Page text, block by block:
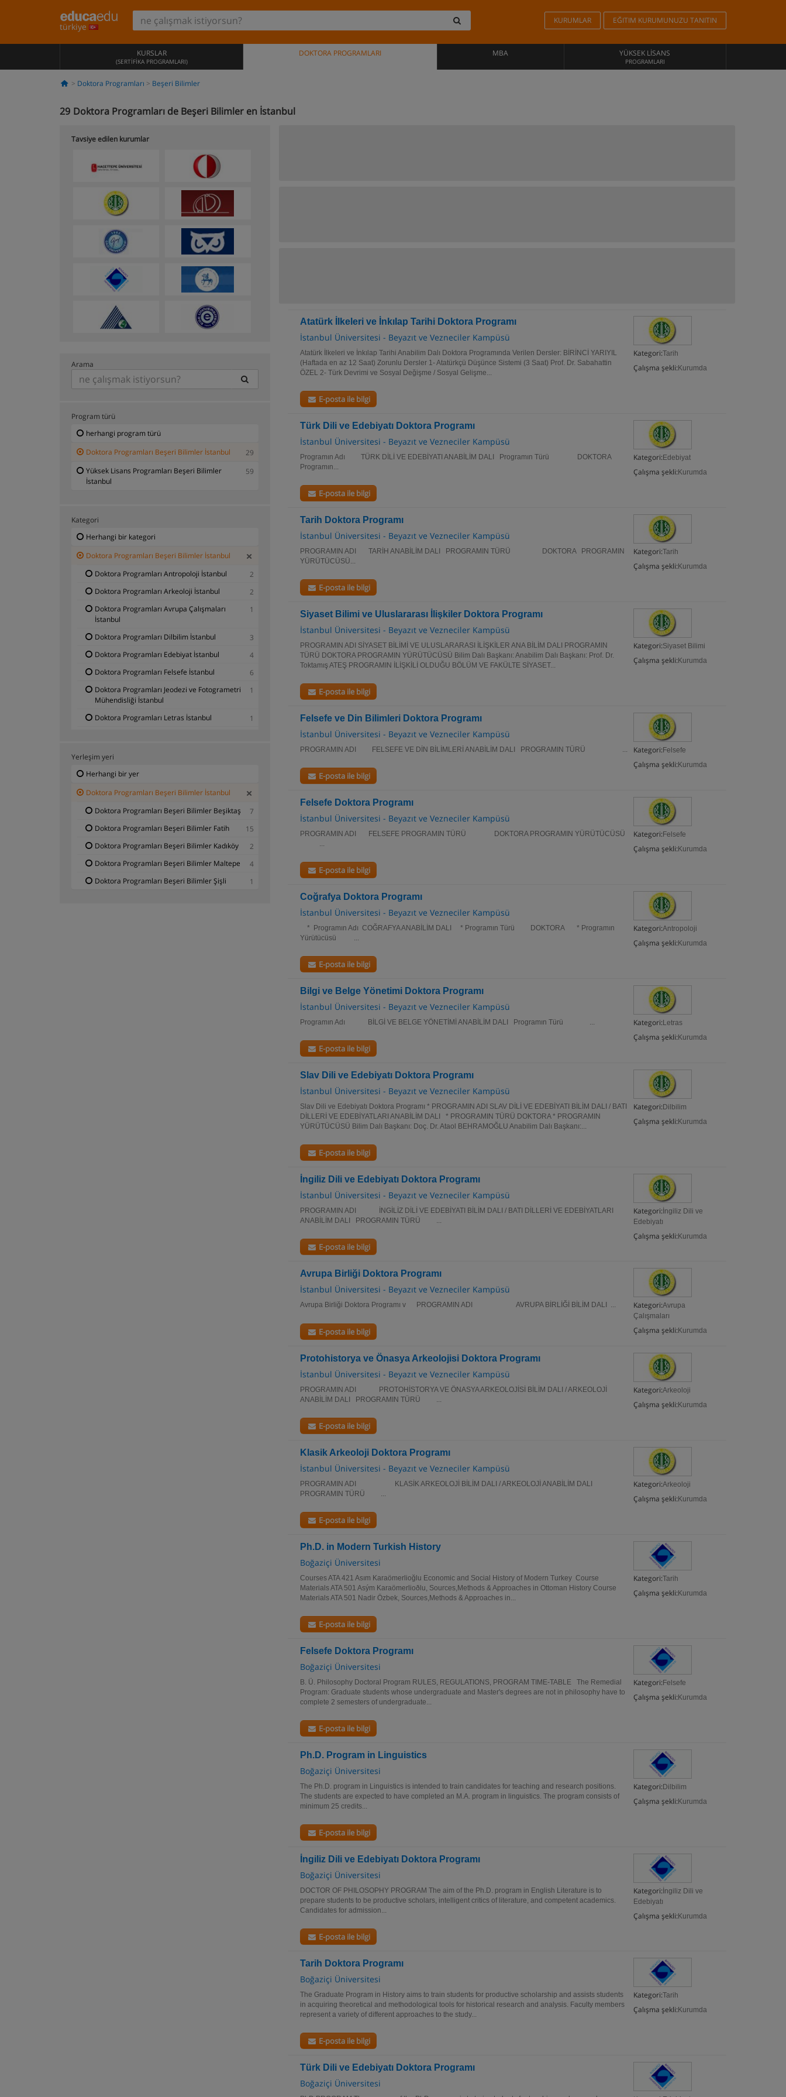
türkiye
KURUMLAR EĞITIM KURUMUNUZU TANITIN
KURSLAR
(SERTIFIKA PROGRAMLARI)
DOKTORA PROGRAMLARI MBA YÜKSEK LISANS
PROGRAMLARI
Doktora Programları Beşeri Bilimler
29 Doktora Programları de Beşeri Bilimler en İstanbul
Atatürk İlkeleri ve İnkılap Tarihi Doktora Programı
İstanbul Üniversitesi - Beyazıt ve Vezneciler Kampüsü
Kategori:Tarih
Çalışma şekli: Kurumda
Atatürk İlkeleri ve İnkılap Tarihi Anabilim Dalı Doktora Programında Verilen Dersler: BİRİNCİ YARIYIL
(Haftada en az 12 Saat) Zorunlu Dersler 1- Atatürkçü Düşünce Sistemi (3 Saat) Prof. Dr. Sabahattin
ÖZEL 2- Türk Devrimi ve Sosyal Değişme / Sosyal Gelişme...
E-posta ile bilgi
Türk Dili ve Edebiyatı Doktora Programı
İstanbul Üniversitesi - Beyazıt ve Vezneciler Kampüsü
Kategori: Edebiyat
Çalışma şekli: Kurumda
Programın Adı TÜRK DİLİ VE EDEBİYATI ANABİLİM DALI Programın Türü DOKTORA
Programın...
E-posta ile bilgi
Tarih Doktora Programı
İstanbul Üniversitesi - Beyazıt ve Vezneciler Kampüsü
Kategori:Tarih
Çalışma şekli: Kurumda
PROGRAMIN ADI TARİH ANABİLİM DALI PROGRAMIN TÜRÜ DOKTORA PROGRAMIN
YÜRÜTÜCÜSÜ...
E-posta ile bilgi
Siyaset Bilimi ve Uluslararası İlişkiler Doktora Programı
İstanbul Üniversitesi - Beyazıt ve Vezneciler Kampüsü
Kategori:Siyaset Bilimi
Çalışma şekli: Kurumda
PROGRAMIN ADI SİYASET BİLİMİ VE ULUSLARARASI İLİŞKİLER ANA BİLİM DALI PROGRAMIN
TÜRÜ DOKTORA PROGRAMIN YÜRÜTÜCÜSÜ Bilim Dalı Başkanı: Anabilim Dalı Başkanı: Prof. Dr.
Toktamış ATEŞ PROGRAMIN İLİŞKİLİ OLDUĞU BÖLÜM VE FAKÜLTE SİYASET...
E-posta ile bilgi
Felsefe ve Din Bilimleri Doktora Programı
İstanbul Üniversitesi - Beyazıt ve Vezneciler Kampüsü
Kategori: Felsefe
Çalışma şekli: Kurumda
PROGRAMIN ADI FELSEFE VE DİN BİLİMLERİ ANABİLİM DALI PROGRAMIN TÜRÜ ...
E-posta ile bilgi
Felsefe Doktora Programı
İstanbul Üniversitesi - Beyazıt ve Vezneciler Kampüsü
Kategori: Felsefe
Çalışma şekli: Kurumda
PROGRAMIN ADI FELSEFE PROGRAMIN TÜRÜ DOKTORA PROGRAMIN YÜRÜTÜCÜSÜ
...
E-posta ile bilgi
Coğrafya Doktora Programı
İstanbul Üniversitesi - Beyazıt ve Vezneciler Kampüsü
Kategori:Antropoloji
Çalışma şekli: Kurumda
* Programın Adı COĞRAFYA ANABİLİM DALI * Programın Türü DOKTORA * Programın
Yürütücüsü ...
E-posta ile bilgi
Bilgi ve Belge Yönetimi Doktora Programı
İstanbul Üniversitesi - Beyazıt ve Vezneciler Kampüsü
Kategori: Letras
Çalışma şekli: Kurumda
Programın Adı BİLGİ VE BELGE YÖNETİMİ ANABİLİM DALI Programın Türü ...
E-posta ile bilgi
Slav Dili ve Edebiyatı Doktora Programı
İstanbul Üniversitesi - Beyazıt ve Vezneciler Kampüsü
Kategori: Dilbilim
Çalışma şekli: Kurumda
Slav Dili ve Edebiyatı Doktora Programı * PROGRAMIN ADI SLAV DİLİ VE EDEBİYATI BİLİM DALI / BATI
DİLLERİ VE EDEBİYATLARI ANABİLİM DALI * PROGRAMIN TÜRÜ DOKTORA * PROGRAMIN
YÜRÜTÜCÜSÜ Bilim Dalı Başkanı: Doç. Dr. Ataol BEHRAMOĞLU Anabilim Dalı Başkanı:...
E-posta ile bilgi
İngiliz Dili ve Edebiyatı Doktora Programı
İstanbul Üniversitesi - Beyazıt ve Vezneciler Kampüsü
Kategori: İngiliz Dili ve
Edebiyatı
Çalışma şekli: Kurumda
PROGRAMIN ADI İNGİLİZ DİLİ VE EDEBİYATI BİLİM DALI / BATI DİLLERİ VE EDEBİYATLARI
ANABİLİM DALI PROGRAMIN TÜRÜ ...
E-posta ile bilgi
Avrupa Birliği Doktora Programı
İstanbul Üniversitesi - Beyazıt ve Vezneciler Kampüsü
Kategori:Avrupa
Çalışmaları
Çalışma şekli: Kurumda
Avrupa Birliği Doktora Programı v PROGRAMIN ADI AVRUPA BİRLİĞİ BİLİM DALI ...
E-posta ile bilgi
Protohistorya ve Önasya Arkeolojisi Doktora Programı
İstanbul Üniversitesi - Beyazıt ve Vezneciler Kampüsü
Kategori:Arkeoloji
Çalışma şekli: Kurumda
PROGRAMIN ADI PROTOHİSTORYA VE ÖNASYA ARKEOLOJİSİ BİLİM DALI / ARKEOLOJİ
ANABİLİM DALI PROGRAMIN TÜRÜ ...
E-posta ile bilgi
Klasik Arkeoloji Doktora Programı
İstanbul Üniversitesi - Beyazıt ve Vezneciler Kampüsü
Kategori:Arkeoloji
Çalışma şekli: Kurumda
PROGRAMIN ADI KLASİK ARKEOLOJİ BİLİM DALI / ARKEOLOJİ ANABİLİM DALI
PROGRAMIN TÜRÜ ...
E-posta ile bilgi
Ph.D. in Modern Turkish History
Boğaziçi Üniversitesi
Kategori:Tarih
Çalışma şekli: Kurumda
Courses ATA 421 Asım Karaömerlioğlu Economic and Social History of Modern Turkey Course
Materials ATA 501 Asým Karaömerlioðlu, Sources,Methods & Approaches in Ottoman History Course
Materials ATA 501 Nadir Özbek, Sources,Methods & Approaches in...
E-posta ile bilgi
Felsefe Doktora Programı
Boğaziçi Üniversitesi
Kategori: Felsefe
Çalışma şekli: Kurumda
B. Ü. Philosophy Doctoral Program RULES, REGULATIONS, PROGRAM TIME-TABLE The Remedial
Program: Graduate students whose undergraduate and Master's degrees are not in philosophy have to
complete 2 semesters of undergraduate...
E-posta ile bilgi
Ph.D. Program in Linguistics
Boğaziçi Üniversitesi
Kategori: Dilbilim
Çalışma şekli: Kurumda
The Ph.D. program in Linguistics is intended to train candidates for teaching and research positions.
The students are expected to have completed an M.A. program in linguistics. The program consists of
minimum 25 credits...
E-posta ile bilgi
İngiliz Dili ve Edebiyatı Doktora Programı
Boğaziçi Üniversitesi
Kategori: İngiliz Dili ve
Edebiyatı
Çalışma şekli: Kurumda
DOCTOR OF PHILOSOPHY PROGRAM The aim of the Ph.D. program in English Literature is to
prepare students to be productive scholars, intelligent critics of literature, and competent academics.
Candidates for admission...
E-posta ile bilgi
Tarih Doktora Programı
Boğaziçi Üniversitesi
Kategori:Tarih
Çalışma şekli: Kurumda
The Graduate Program in History aims to train students for productive scholarship and assists students
in acquiring theoretical and methodological tools for historical research and analysis. Faculty members
represent a variety of different approaches to the study...
E-posta ile bilgi
Türk Dili ve Edebiyatı Doktora Programı
Boğaziçi Üniversitesi
Tavsiye edilen kurumlar
Arama
Program türü
herhangi program türü
Doktora Programları Beşeri Bilimler İstanbul
29
Yüksek Lisans Programları Beşeri Bilimler
İstanbul
59
Kategori
Herhangi bir kategori
Doktora Programları Beşeri Bilimler İstanbul
Doktora Programları Antropoloji İstanbul
2
Doktora Programları Arkeoloji İstanbul
2
Doktora Programları Avrupa Çalışmaları
İstanbul
1
Doktora Programları Dilbilim İstanbul
3
Doktora Programları Edebiyat İstanbul
4
Doktora Programları Felsefe İstanbul
6
Doktora Programları Jeodezi ve Fotogrametri
Mühendisliği İstanbul
1
Doktora Programları Letras İstanbul
1
Doktora Programları Tarih İstanbul
Doktora Programları İngiliz Dili ve Edebiyatı
İstanbul
Yerleşim yeri
Herhangi bir yer
Doktora Programları Beşeri Bilimler İstanbul
Doktora Programları Beşeri Bilimler Beşiktaş
7
Doktora Programları Beşeri Bilimler Fatih
15
Doktora Programları Beşeri Bilimler Kadıköy
2
Doktora Programları Beşeri Bilimler Maltepe
4
Doktora Programları Beşeri Bilimler Şişli
1